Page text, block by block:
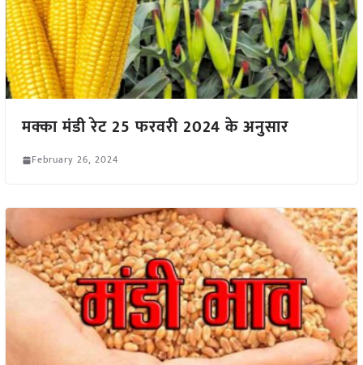
मक्का मंडी रेट 25 फरवरी 2024 के अनुसार
February 26, 2024